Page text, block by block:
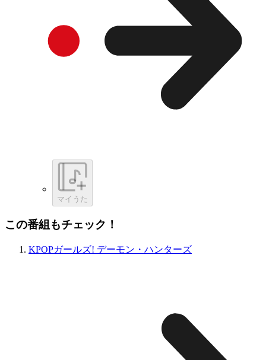
マイうた
この番組もチェック！
KPOPガールズ! デーモン・ハンターズ